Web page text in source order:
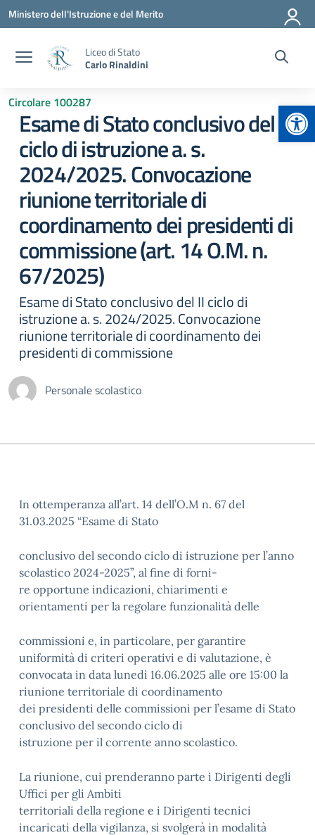
Vai ai contenuti
Vai al menu di navigazione
Vai al footer
Ministero dell'Istruzione e del Merito
Liceo di Stato
Carlo Rinaldini
Circolare 100287
Esame di Stato conclusivo del II
ciclo di istruzione a. s.
2024/2025. Convocazione
riunione territoriale di
coordinamento dei presidenti di
commissione (art. 14 O.M. n.
67/2025)
Esame di Stato conclusivo del II ciclo di
istruzione a. s. 2024/2025. Convocazione
riunione territoriale di coordinamento dei
presidenti di commissione
Personale scolastico
In ottemperanza all’art. 14 dell’O.M n. 67 del
31.03.2025 “Esame di Stato
conclusivo del secondo ciclo di istruzione per l’anno
scolastico 2024-2025”, al fine di forni-
re opportune indicazioni, chiarimenti e
orientamenti per la regolare funzionalità delle
commissioni e, in particolare, per garantire
uniformità di criteri operativi e di valutazione, è
convocata in data lunedì 16.06.2025 alle ore 15:00 la
riunione territoriale di coordinamento
dei presidenti delle commissioni per l’esame di Stato
conclusivo del secondo ciclo di
istruzione per il corrente anno scolastico.
La riunione, cui prenderanno parte i Dirigenti degli
Uffici per gli Ambiti
territoriali della regione e i Dirigenti tecnici
incaricati della vigilanza, si svolgerà in modalità